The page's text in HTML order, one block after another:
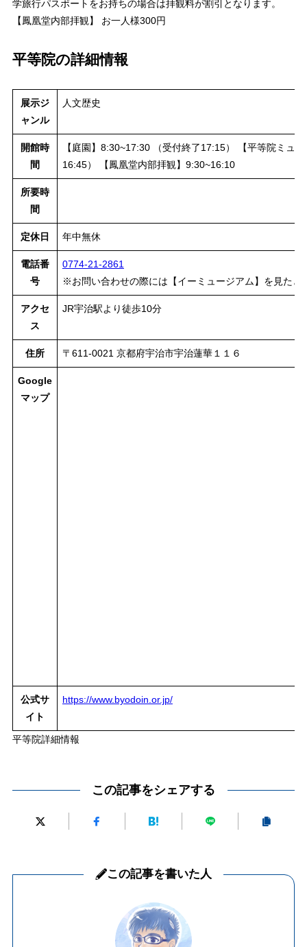
学旅行パスポートをお持ちの場合は拝観料が割引となります。
【鳳凰堂内部拝観】 お一人様300円
平等院の詳細情報
展示ジ
ャンル
人文歴史
開館時
間
【庭園】8:30~17:30 （受付終了17:15） 【平等院ミュ
16:45） 【鳳凰堂内部拝観】9:30~16:10
所要時
間
定休日 年中無休
電話番
号
0774-21-2861
※お問い合わせの際には【イーミュージアム】を見たと
アクセ
ス
JR宇治駅より徒歩10分
住所 〒611-0021 京都府宇治市宇治蓮華１１６
Google
マップ
公式サ
イト
https://www.byodoin.or.jp/
平等院詳細情報
この記事をシェアする
この記事を書いた人